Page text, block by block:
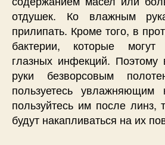
отдушек. Ко влажным
прилипать. Кроме того, в
бактерии, которые могут
глазных инфекций. Поэтому
руки безворсовым
пользуетесь
пользуйтесь им после линз,
будут накапливаться на их